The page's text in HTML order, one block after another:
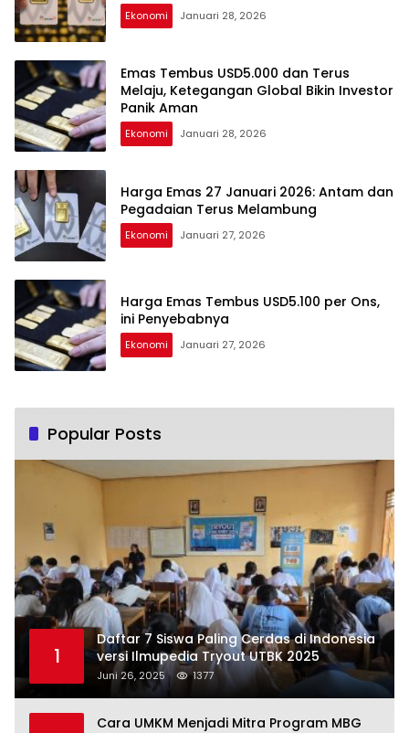
Ekonomi Januari 28, 2026
Emas Tembus USD5.000 dan Terus
Melaju, Ketegangan Global Bikin Investor
Panik Aman
Ekonomi Januari 28, 2026
Harga Emas 27 Januari 2026: Antam dan
Pegadaian Terus Melambung
Ekonomi Januari 27, 2026
Harga Emas Tembus USD5.100 per Ons,
ini Penyebabnya
Ekonomi Januari 27, 2026
Popular Posts
1
Daftar 7 Siswa Paling Cerdas di Indonesia
versi Ilmupedia Tryout UTBK 2025
Juni 26, 2025 1377
Cara UMKM Menjadi Mitra Program MBG